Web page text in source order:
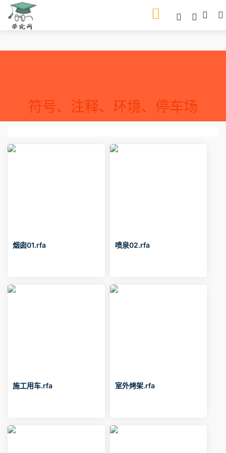
符号、注释、环境、停车场
烟囱01.rfa 喷泉02.rfa
施工用车.rfa 室外烤架.rfa